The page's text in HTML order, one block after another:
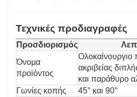
Τεχνικές προδιαγραφές
Προσδιορισμός
Όνομα
προϊόντος
Ολοκαίνουργιο
ακριβείας
και παράθυρο
Γωνίες κοπής
45° και 90°